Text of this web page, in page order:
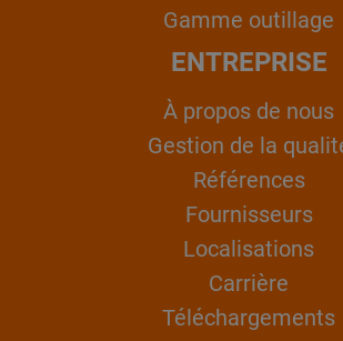
Gamme outillage
ENTREPRISE
À propos de nous
Gestion de la
Références
Fournisseurs
Localisations
Carrière
Téléchargements